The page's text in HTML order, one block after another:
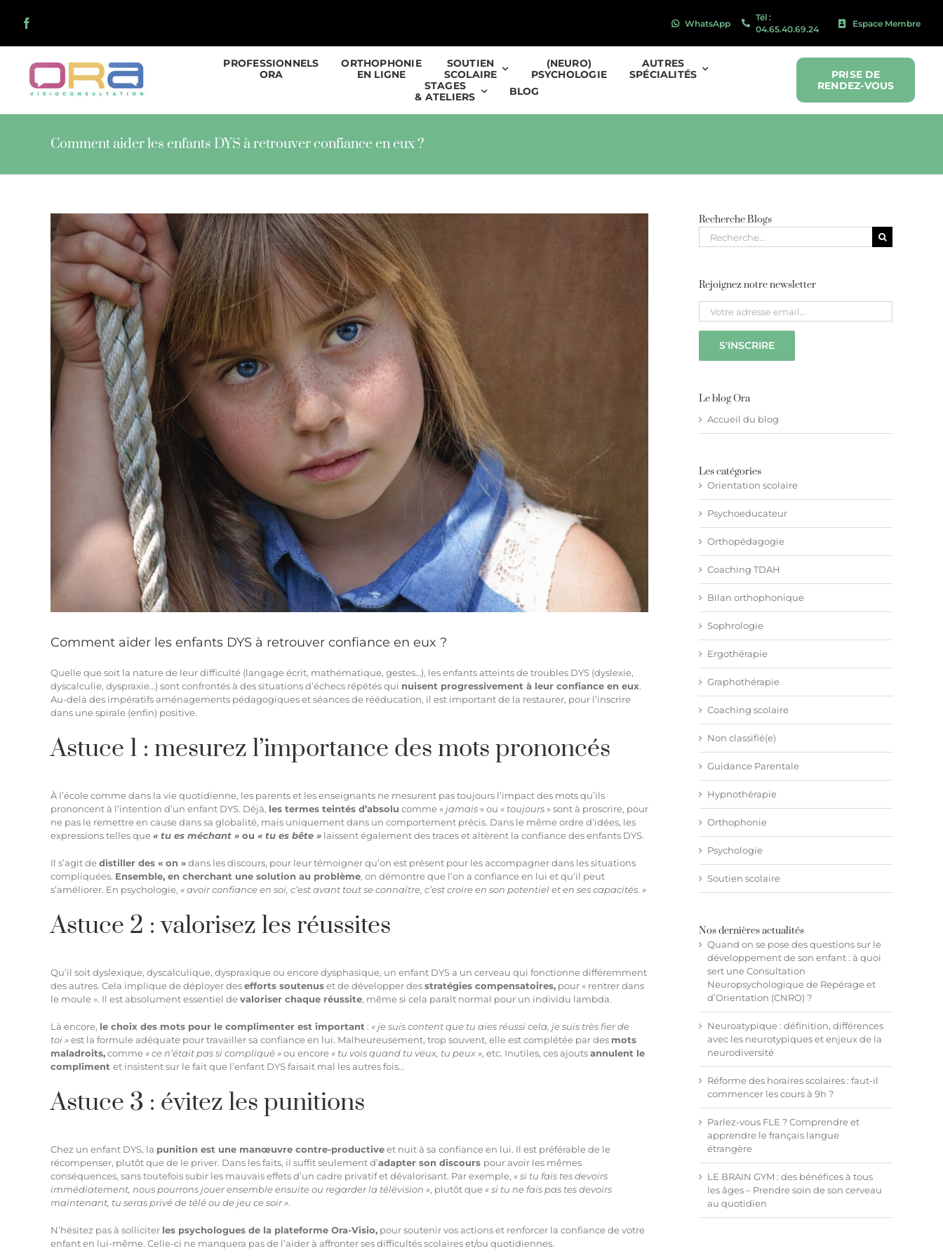
content
WhatsApp
Tél :
04.65.40.69.24
Espace Membre
PROFESSIONNELS
ORA
ORTHOPHONIE
EN LIGNE
SOUTIEN
SCOLAIRE
(NEURO)
PSYCHOLOGIE
AUTRES
SPÉCIALITÉS
STAGES
& ATELIERS
BLOG
PRISE DE
RENDEZ-VOUS
Comment aider les enfants DYS à retrouver confiance en eux ?
View
Larger
Image
Comment aider les enfants DYS à retrouver confiance en eux ?
Quelle que soit la nature de leur difficulté (langage écrit, mathématique, gestes…), les enfants atteints de troubles DYS (dyslexie,
dyscalculie, dyspraxie…) sontconfrontés à des situations d’échecs répétésqui nuisent progressivement à leur confiance en eux.
Au-delà des impératifs aménagements pédagogiques et séances de rééducation, il est important de la restaurer, pour l’inscrire
dans une spirale (enfin) positive.
Astuce 1 : mesurez l’importance des mots prononcés
À l’école comme dans la vie quotidienne, les parents et les enseignants ne mesurent pas toujours l’impact des mots qu’ils
prononcent à l’intention d’un enfant DYS. Déjà, les termes teintés d’absolu comme « jamais» ou « toujours» sont à proscrire, pour
ne pas le remettre en cause dans sa globalité, mais uniquement dans un comportement précis. Dans le même ordre d’idées, les
expressions telles que« tu es méchant » ou « tu es bête » laissent également des traces et altèrent la confiance des enfants DYS.
Il s’agit dedistiller des « on »dans les discours, pour leur témoigner qu’on est présent pour les accompagner dans les situations
compliquées. Ensemble, en cherchant une solution au problème, on démontre que l’on a confiance en lui et qu’il peut
s’améliorer. En psychologie, « avoir confiance en soi, c’est avant tout se connaître, c’est croire en son potentiel et en ses capacités. »
Astuce 2 : valorisez les réussites
Qu’il soit dyslexique, dyscalculique, dyspraxique ou encore dysphasique, un enfant DYS a un cerveau qui fonctionne différemment
des autres. Cela implique de déployer desefforts soutenuset de développer desstratégies compensatoires, pour « rentrer dans
le moule ». Il est absolument essentiel devaloriser chaque réussite, même si cela paraît normal pour un individu lambda.
Là encore, le choix des mots pour le complimenter est important : « je suis content que tu aies réussi cela, je suis très fier de
toi »est la formule adéquate pour travailler sa confiance en lui. Malheureusement, trop souvent, elle est complétée par des mots
maladroits,comme « ce n’était pas si compliqué »ou encore « tu vois quand tu veux, tu peux », etc. Inutiles, ces ajoutsannulent le
compliment et insistent sur le fait que l’enfant DYS faisait mal les autres fois…
Astuce 3 : évitez les punitions
Chez un enfant DYS, la punition est une manœuvre contre-productiveet nuit à sa confiance en lui. Il est préférable de le
récompenser, plutôt que de le priver. Dans les faits, il suffit seulement d’adapter son discours pour avoir les mêmes
conséquences, sans toutefois subir les mauvais effets d’un cadre privatif et dévalorisant. Par exemple, « si tu fais tes devoirs
immédiatement, nous pourrons jouer ensemble ensuite ou regarder la télévision », plutôt que « si tu ne fais pas tes devoirs
maintenant, tu seras privé de télé ou de jeu ce soir ».
N’hésitez pas à solliciter les psychologues de la plateforme Ora-Visio, pour soutenir vos actions et renforcer la confiance de votre
enfant en lui-même. Celle-ci ne manquera pas de l’aider à affronter ses difficultés scolaires et/ou quotidiennes.
Recherche Blogs
Recherche
pour
Rejoignez notre newsletter
Please leave this field empty.
Le blog Ora
Accueil du blog
Les catégories
Orientation scolaire
Psychoeducateur
Orthopédagogie
Coaching TDAH
Bilan orthophonique
Sophrologie
Ergothérapie
Graphothérapie
Coaching scolaire
Non classifié(e)
Guidance Parentale
Hypnothérapie
Orthophonie
Psychologie
Soutien scolaire
Nos dernières actualités
Quand on se pose des questions sur le
développement de son enfant : à quoi
sert une Consultation
Neuropsychologique de Repérage et
d’Orientation (CNRO) ?
Neuroatypique : définition, différences
avec les neurotypiques et enjeux de la
neurodiversité
Réforme des horaires scolaires : faut-il
commencer les cours à 9h ?
Parlez-vous FLE ? Comprendre et
apprendre le français langue
étrangère
LE BRAIN GYM : des bénéfices à tous
les âges – Prendre soin de son cerveau
au quotidien